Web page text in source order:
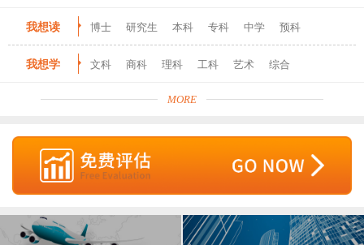
我想读 博士 研究生 本科 专科 中学 预科
我想学 文科 商科 理科 工科 艺术 综合
MORE